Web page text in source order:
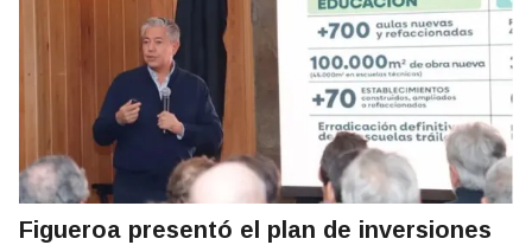
Figueroa presentó el plan de inversiones